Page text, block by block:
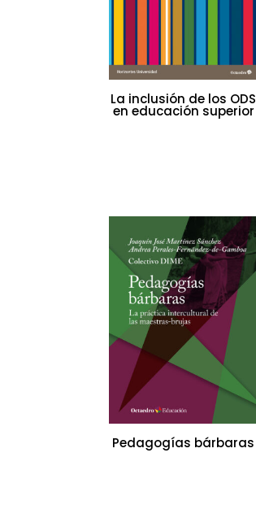
La inclusión de los ODS
en educación superior
Pedagogías bárbaras